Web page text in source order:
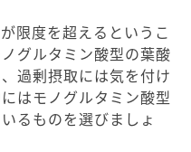
限度を超えるというこ
グルタミン酸型の葉酸
過剰摂取には気を付け
はモノグルタミン酸型
るものを選びましょ